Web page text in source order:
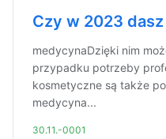
Czy w 2023
medycynaDzięki nim
przypadku potrzeby
kosmetyczne są także
medycyna...
30.11.-0001